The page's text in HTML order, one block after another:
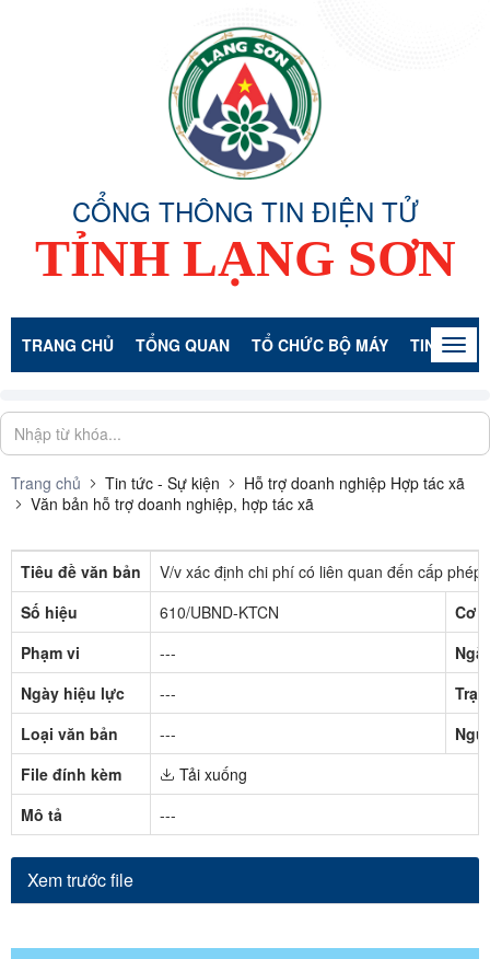
CỔNG THÔNG TIN ĐIỆN TỬ
TỈNH LẠNG SƠN
TRANG CHỦ TỔNG QUAN TỔ CHỨC BỘ MÁY TIN TỨC -
Trang chủ Tin tức - Sự kiện
Hỗ trợ doanh nghiệp Hợp tác xã
Văn bản hỗ trợ doanh nghiệp, hợp tác xã
Tiêu đề văn bản
V/v xác định chi phí có liên quan đến cấp
Số hiệu
610/UBND-KTCN
Cơ
Phạm vi
---
Ngày hiệu lực
---
Loại văn bản
---
File đính kèm
Tải xuống
Mô tả
---
Xem trước file